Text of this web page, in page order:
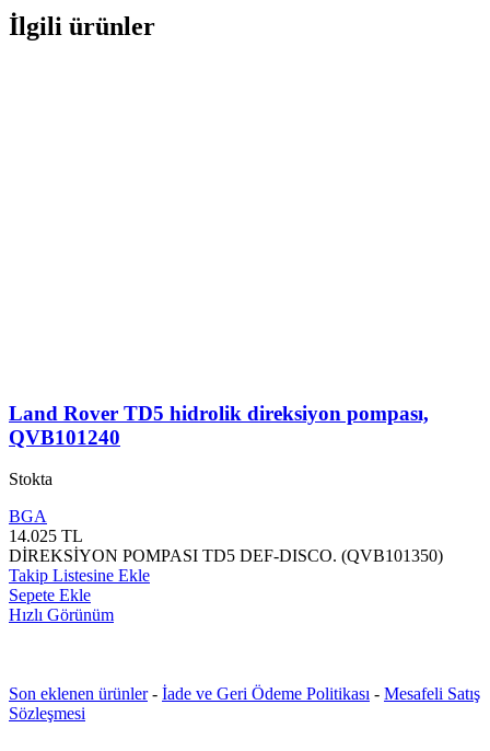
İlgili ürünler
Land Rover TD5 hidrolik direksiyon pompası,
QVB101240
Stokta
BGA
14.025 TL
DİREKSİYON POMPASI TD5 DEF-DISCO. (QVB101350)
Takip Listesine Ekle
Sepete Ekle
Hızlı Görünüm
Son eklenen ürünler- İade ve Geri Ödeme Politikası - Mesafeli Satış
Sözleşmesi